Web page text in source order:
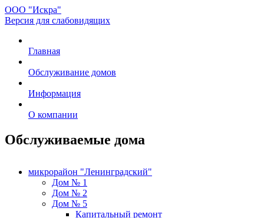
ООО "Искра"
Версия для слабовидящих
Главная
Обслуживание домов
Информация
О компании
Обслуживаемые дома
микрорайон "Ленинградский"
Дом № 1
Дом № 2
Дом № 5
Капитальный ремонт